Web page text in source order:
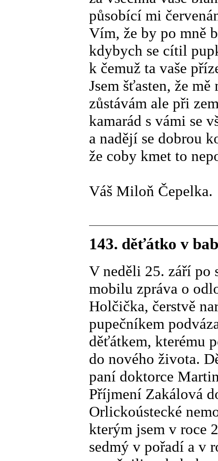
působící mi
Vím, že by po mně
kdybych se cítil
k čemuž ta vaše
Jsem šťasten, že mě
zůstávám ale při
kamarád s vámi se
a nadějí se dobrou
že coby kmet to
Váš Miloň Čepelka.
143. děťátko v
V neděli 25. září po
mobilu zpráva o
Holčička, čerstvě
pupečníkem
děťátkem, kterému
do nového života.
paní doktorce
Příjmení Zakálová
Orlickoústecké
kterým jsem v roce
sedmý v pořadí a v